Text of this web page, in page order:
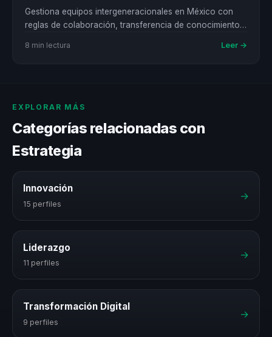
Gestiona equipos intergeneracionales en México con
reglas de colaboración, transferencia de conocimiento y
8 min lectura Leer →
EXPLORAR MÁS
Categorías relacionadas con
Estrategia
Innovación
15 perfiles
→
Liderazgo
11 perfiles
→
Transformación Digital
9 perfiles
→